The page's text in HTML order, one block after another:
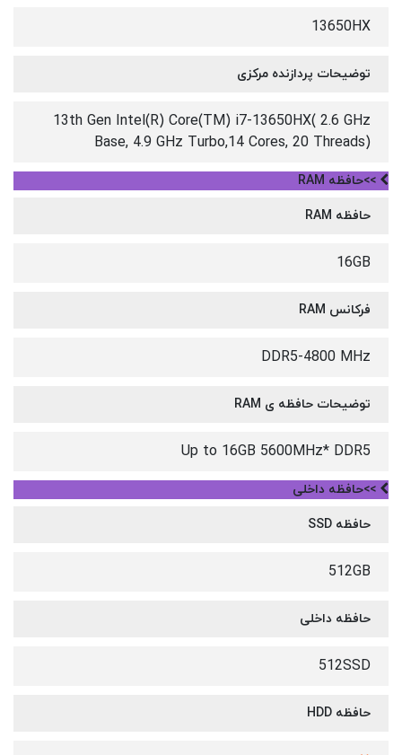
13650HX
توضیحات پردازنده مرکزی
13th Gen Intel(R) Core(TM) i7-13650HX( 2.6 GHz
Base, 4.9 GHz Turbo,14 Cores, 20 Threads)
>>حافظه RAM
حافظه RAM
16GB
فرکانس RAM
DDR5-4800 MHz
توضیحات حافظه ی RAM
Up to 16GB 5600MHz* DDR5
>>حافظه داخلی
حافظه SSD
512GB
حافظه داخلی
512SSD
حافظه HDD